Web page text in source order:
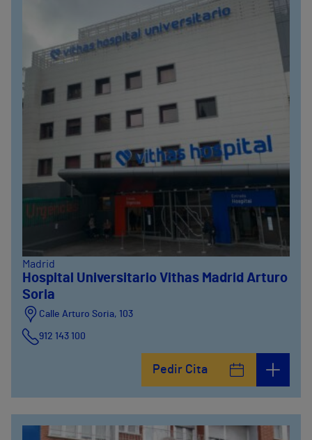
Madrid
Hospital Universitario Vithas Madrid Arturo
Soria
Calle Arturo Soria, 103
912 143 100
912 143 100
Pedir Cita